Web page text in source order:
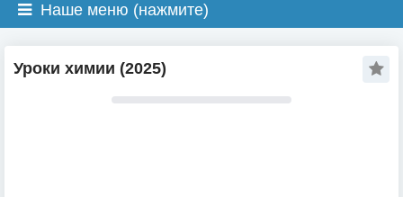
Наше меню (нажмите)
Уроки химии (2025)